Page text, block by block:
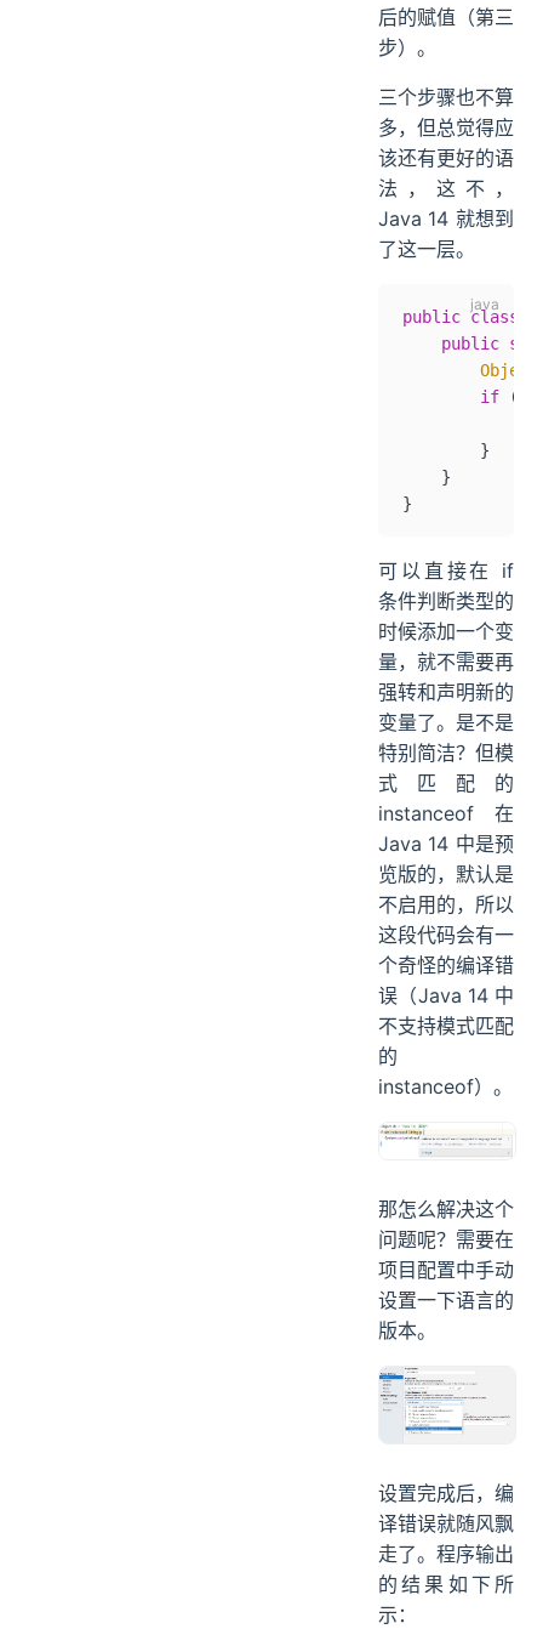
后的赋值（第三
步）。
三个步骤也不算
多，但总觉得应
该还有更好的语
法，这不，
Java 14 就想到
了这一层。
public class
    public
        Object
        if
        }
    }
}
可以直接在 if
条件判断类型的
时候添加一个变
量，就不需要再
强转和声明新的
变量了。是不是
特别简洁？但模
式匹配的
instanceof 在
Java 14 中是预
览版的，默认是
不启用的，所以
这段代码会有一
个奇怪的编译错
误（Java 14 中
不支持模式匹配
的
instanceof）。
那怎么解决这个
问题呢？需要在
项目配置中手动
设置一下语言的
版本。
设置完成后，编
译错误就随风飘
走了。程序输出
的结果如下所
示：